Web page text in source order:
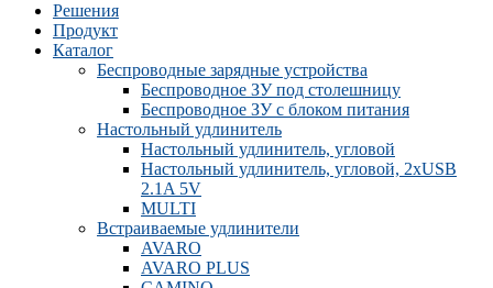
Решения
Продукт
Каталог
Беспроводные зарядные устройства
Беспроводное ЗУ под столешницу
Беспроводное ЗУ с блоком питания
Настольный удлинитель
Настольный удлинитель, угловой
Настольный удлинитель, угловой, 2xUSB
2.1A 5V
MULTI
Встраиваемые удлинители
AVARO
AVARO PLUS